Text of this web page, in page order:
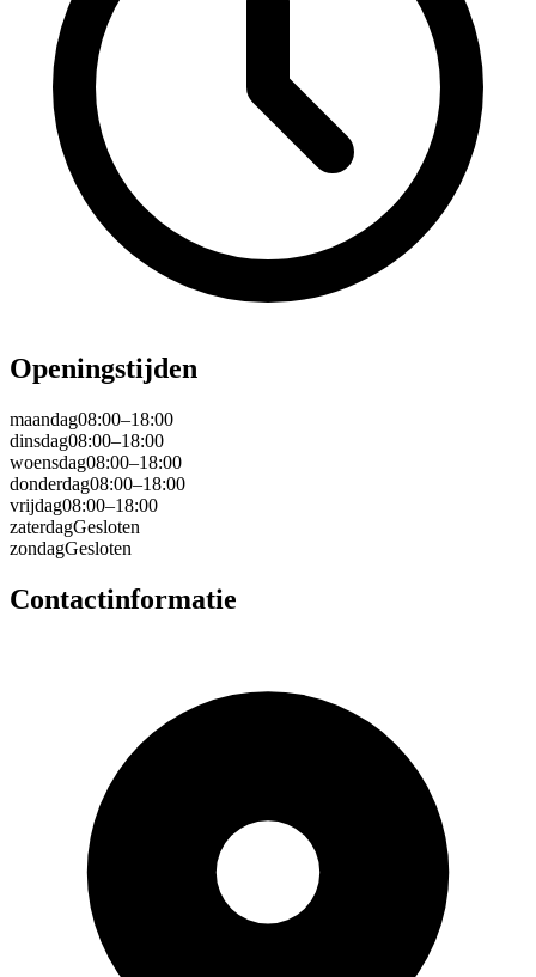
Openingstijden
maandag08:00–18:00
dinsdag08:00–18:00
woensdag08:00–18:00
donderdag08:00–18:00
vrijdag08:00–18:00
zaterdagGesloten
zondagGesloten
Contactinformatie